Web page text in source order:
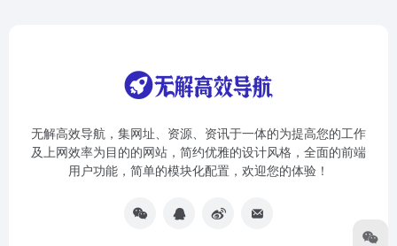
无解高效导航，集网址、资源、资讯于一体的为提高您的工作
及上网效率为目的的网站，简约优雅的设计风格，全面的前端
用户功能，简单的模块化配置，欢迎您的体验！